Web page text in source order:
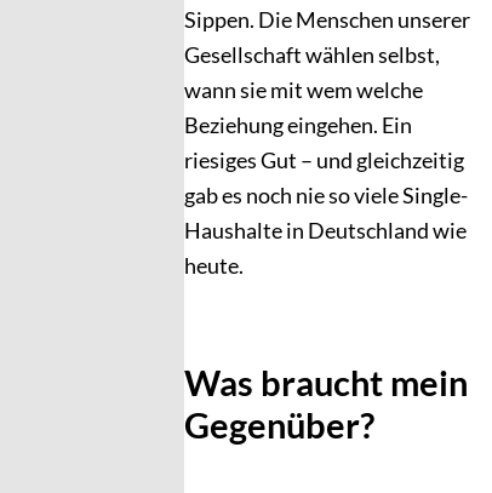
Sippen. Die Menschen unserer
Gesellschaft wählen selbst,
wann sie mit wem welche
Beziehung eingehen. Ein
riesiges Gut – und gleichzeitig
gab es noch nie so viele Single-
Haushalte in Deutschland wie
heute.
Was braucht mein
Gegenüber?